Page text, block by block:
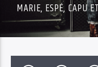
MARIE, ESPÉ, CAPU